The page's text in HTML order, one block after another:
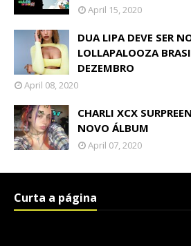
April 15, 2020
DUA LIPA DEVE SER
LOLLAPALOOZA
DEZEMBRO
April 08, 2020
CHARLI XCX
NOVO ÁLBUM
April 07, 2020
Curta a página